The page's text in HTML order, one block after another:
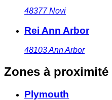
48377 Novi
Rei Ann Arbor
48103Ann Arbor
Zones à proximité
Plymouth